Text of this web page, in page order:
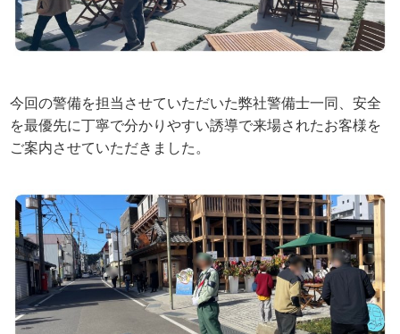
今回の警備を担当させていただいた弊社警備士一同、安全
を最優先に丁寧で分かりやすい誘導で来場されたお客様を
ご案内させていただきました。